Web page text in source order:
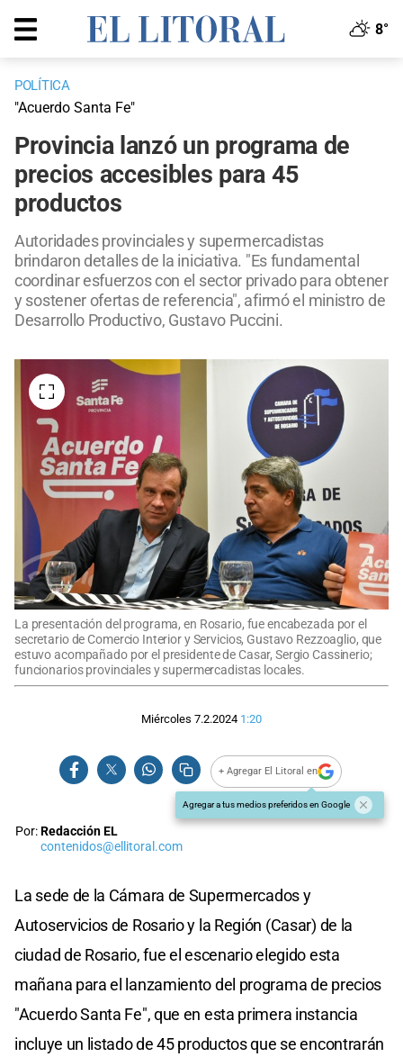
8°
POLÍTICA
"Acuerdo Santa Fe"
Provincia lanzó un programa de
precios accesibles para 45
productos
Autoridades provinciales y supermercadistas
brindaron detalles de la iniciativa. "Es fundamental
coordinar esfuerzos con el sector privado para obtener
y sostener ofertas de referencia", afirmó el ministro de
Desarrollo Productivo, Gustavo Puccini.
La presentación del programa, en Rosario, fue encabezada por el
secretario de Comercio Interior y Servicios, Gustavo Rezzoaglio, que
estuvo acompañado por el presidente de Casar, Sergio Cassinerio;
funcionarios provinciales y supermercadistas locales.
Miércoles 7.2.2024 1:20
+ Agregar El Litoral en
Agregar a tus medios preferidos en Google
Por:Redacción EL
contenidos@ellitoral.com
La sede de la Cámara de Supermercados y
Autoservicios de Rosario y la Región (Casar) de la
ciudad de Rosario, fue el escenario elegido esta
mañana para el lanzamiento del programa de precios
"Acuerdo Santa Fe", que en esta primera instancia
incluye un listado de 45 productos que se encontrarán